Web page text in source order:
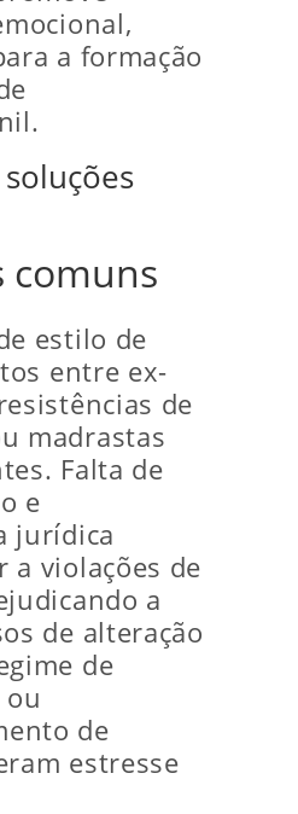
a formação
comuns
estilo de
entre ex-
de
madrastas
Falta de
e
jurídica
a violações de
a
de alteração
de
de
estresse